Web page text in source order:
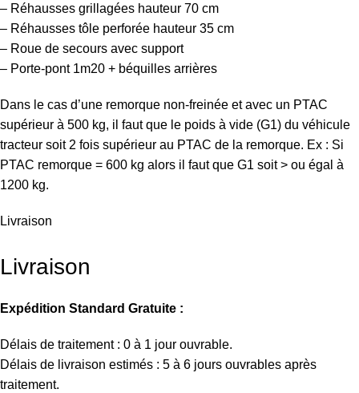
– Réhausses grillagées hauteur 70 cm
– Réhausses tôle perforée hauteur 35 cm
– Roue de secours avec support
– Porte-pont 1m20 + béquilles arrières
Dans le cas d’une remorque non-freinée et avec un PTAC
supérieur à 500 kg, il faut que le poids à vide (G1) du véhicule
tracteur soit 2 fois supérieur au PTAC de la remorque. Ex : Si
PTAC remorque = 600 kg alors il faut que G1 soit > ou égal à
1200 kg.
Livraison
Livraison
Expédition Standard Gratuite :
Délais de traitement : 0 à 1 jour ouvrable.
Délais de livraison estimés : 5 à 6 jours ouvrables après
traitement.